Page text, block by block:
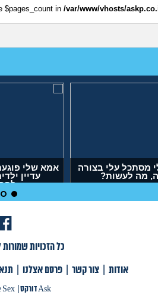
$pages_count in /var/www/vhosts/
אבא של בעלי מסתכל עלי
מחפיצה, מה
או
כל הזכויות
אודות|צור קשר|פרסם אצלנו|תנאי שימוש אודות צור קשר פרסם אצלנו
Ask דורקס Sex